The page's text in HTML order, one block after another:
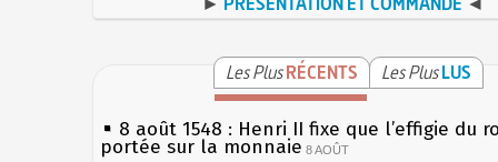
Les PlusRÉCENTS Les PlusLUS
8 août 1548 : Henri II fixe que l’effigie du
portée sur la monnaie 8 AOÛT